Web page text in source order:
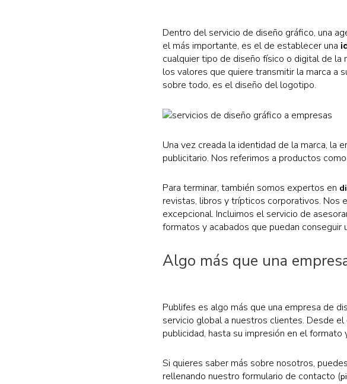
Dentro del servicio de diseño gráfico, una
el más importante, es el de establecer una
cualquier tipo de diseño físico o digital de la
los valores que quiere transmitir la marca a
sobre todo, es el diseño del logotipo.
Una vez creada la identidad de la marca,
publicitario. Nos referimos a productos
Para terminar, también somos expertos en
revistas, libros y trípticos corporativos. Nos
excepcional. Incluimos el servicio de
formatos y acabados que puedan
Algo más que una
Publifes es algo más que una empresa de
servicio global a nuestros clientes. Desde
publicidad, hasta su impresión en el
Si quieres saber más sobre nosotros, puedes
rellenando nuestro formulario de contacto (